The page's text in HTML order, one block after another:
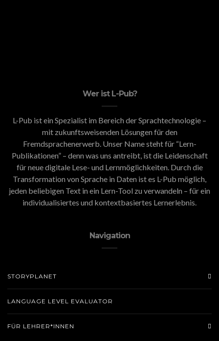
Wer ist L-Pub?
L-Pub ist ein Spezialist im Bereich der Sprachtechnologie –
mit zukunftsweisenden Lösungen für den
Fremdsprachenerwerb. Unser Name steht für “Lern-
Publikationen” – denn was uns antreibt, ist die Leidenschaft
für neue digitale Lese- und Lernmöglichkeiten. Durch die
Transformation von Sprache in Daten ist es L-Pub möglich,
jeden beliebigen Text in ein Lern-Tool zu verwandeln – für ein
individualisiertes und kontextbasiertes Lernerlebnis.
Navigation
STORYPLANET
LANGUAGE LEVEL EVALUATOR
FÜR LEHRER*INNEN